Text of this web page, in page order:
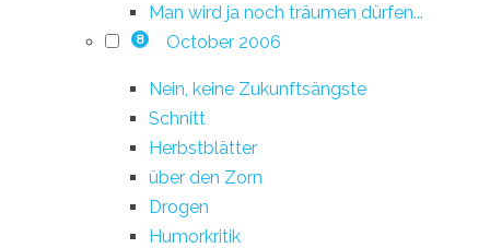
Man wird ja noch träumen dürfen...
8 October 2006
Nein, keine Zukunftsängste
Schnitt
Herbstblätter
über den Zorn
Drogen
Humorkritik